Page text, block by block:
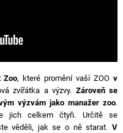
Zoo, které promění vaší ZOOv
zvířátka a výzvy. Zároveň se
výzvám jako manažer zoo.
jich celkem čtyři. Určitě se
věděli, jak se o ně starat.V